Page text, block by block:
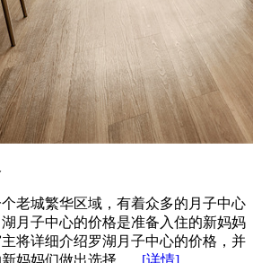
老城繁华区域，有着众多的月子中心
月子中心的价格是准备入住的新妈妈
将详细介绍罗湖月子中心的价格，并
妈妈们做出选择。... [详情]